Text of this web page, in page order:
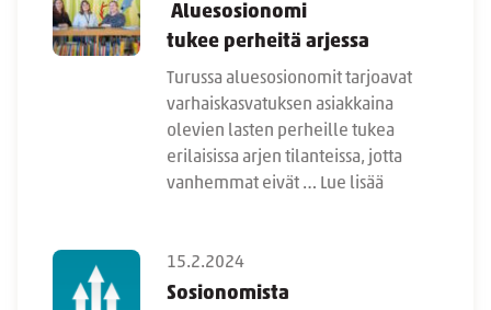
Aluesosionomi
tukee perheitä arjessa
Turussa aluesosionomit tarjoavat
varhaiskasvatuksen asiakkaina
olevien lasten perheille tukea
erilaisissa arjen tilanteissa, jotta
vanhemmat eivät … Lue lisää
15.2.2024
Sosionomista